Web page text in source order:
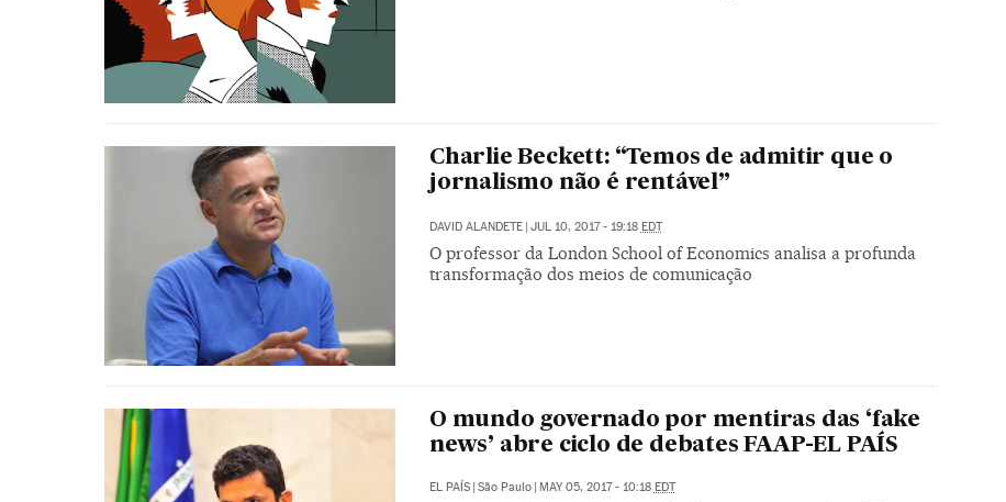
Charlie Beckett: “Temos de admitir que o
jornalismo não é rentável”
DAVID ALANDETE | JUL 10, 2017 - 19:18 EDT
O professor da London School of Economics analisa a profunda
transformação dos meios de comunicação
O mundo governado por mentiras das ‘fake
news’ abre ciclo de debates FAAP-EL PAÍS
EL PAÍS São Paulo MAY 05, 2017 - 10:18 EDT